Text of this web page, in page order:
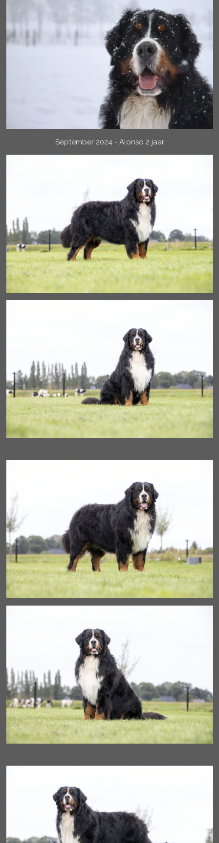
September 2024 - Alonso 2 jaar